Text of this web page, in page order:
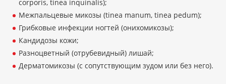
corporis, tinea inquinalis);
Межпальцевые микозы (tinea manum, tinea pedum);
Грибковые инфекции ногтей (онихомикозы);
Кандидозы кожи;
Разноцветный (отрубевидный) лишай;
Дерматомикозы (с сопутствующим зудом или без него).